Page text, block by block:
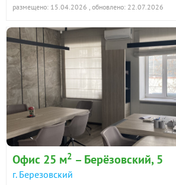
размещено: 15.04.2026 , обновлено: 22.07.2026
Офис 25 м2 – Берёзовский, 5
г. Березовский